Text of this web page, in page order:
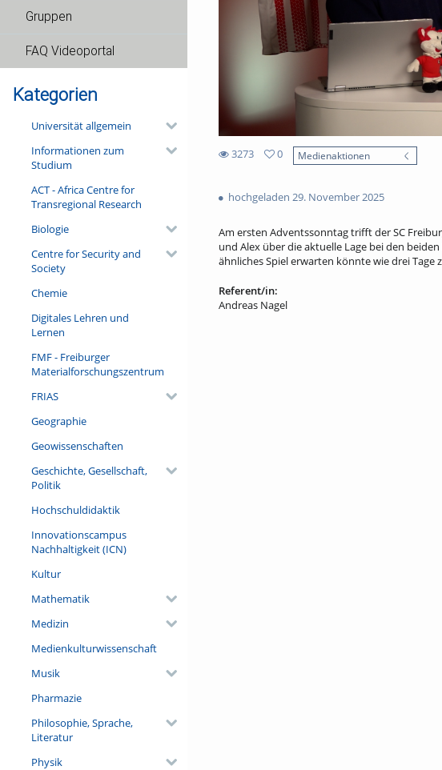
Gruppen
FAQ Videoportal
Kategorien
Universität allgemein
Informationen zum
Studium
ACT - Africa Centre for
Transregional Research
Biologie
Centre for Security and
Society
Chemie
Digitales Lehren und
Lernen
FMF - Freiburger
Materialforschungszentrum
FRIAS
Geographie
Geowissenschaften
Geschichte, Gesellschaft,
Politik
Hochschuldidaktik
Innovationscampus
Nachhaltigkeit (ICN)
Kultur
Mathematik
Medizin
Medienkulturwissenschaft
Musik
Pharmazie
Philosophie, Sprache,
Literatur
Physik
3273
views
0
Medienaktionen
hochgeladen 29. November 2025
Am ersten Adventssonntag trifft der SC
und Alex über die aktuelle Lage bei den
ähnliches Spiel erwarten könnte wie drei Tage
Referent/in:
Andreas Nagel